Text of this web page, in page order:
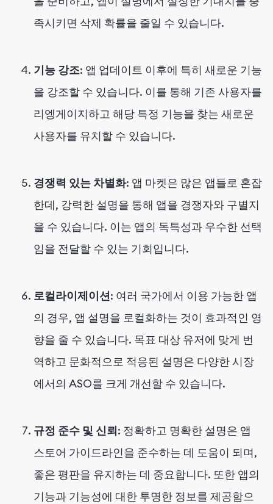
족시키면 삭제 확률을 줄일 수 있습니다.
기능 강조: 앱 업데이트 이후에 특히 새로운 기능
을 강조할 수 있습니다. 이를 통해 기존 사용자를
리엥게이지하고 해당 특정 기능을 찾는 새로운
사용자를 유치할 수 있습니다.
경쟁력 있는 차별화: 앱 마켓은 많은 앱들로 혼잡
한데, 강력한 설명을 통해 앱을 경쟁자와 구별지
을 수 있습니다. 이는 앱의 독특성과 우수한 선택
임을 전달할 수 있는 기회입니다.
로컬라이제이션: 여러 국가에서 이용 가능한 앱
의 경우, 앱 설명을 로컬화하는 것이 효과적인 영
향을 줄 수 있습니다. 목표 대상 유저에 맞게 번
역하고 문화적으로 적응된 설명은 다양한 시장
에서의 ASO를 크게 개선할 수 있습니다.
규정 준수 및 신뢰: 정확하고 명확한 설명은 앱
스토어 가이드라인을 준수하는 데 도움이 되며,
좋은 평판을 유지하는 데 중요합니다. 또한 앱의
기능과 기능성에 대한 투명한 정보를 제공함으